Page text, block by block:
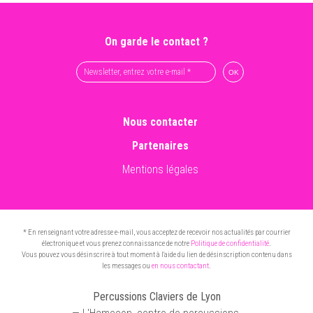
On garde le contact ?
Nous contacter
Partenaires
Mentions légales
* En renseignant votre adresse e-mail, vous acceptez de recevoir nos actualités par courrier
électronique et vous prenez connaissance de notre Politique de confidentialité.
Vous pouvez vous désinscrire à tout moment à l'aide du lien de désinscription contenu dans
les messages ou en nous contactant.
Percussions Claviers de Lyon